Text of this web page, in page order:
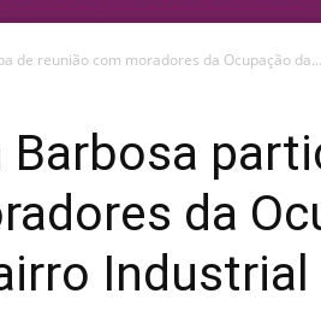
de reunião com moradores da Ocupação da...
da
Industrial